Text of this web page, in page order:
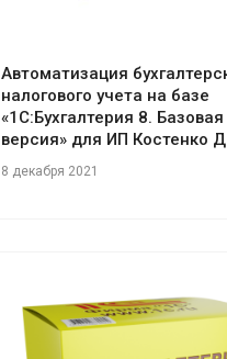
Автоматизация
налогового учета на базе
«1С:Бухгалтерия 8. Базовая
версия» для ИП Костенко
8 декабря 2021